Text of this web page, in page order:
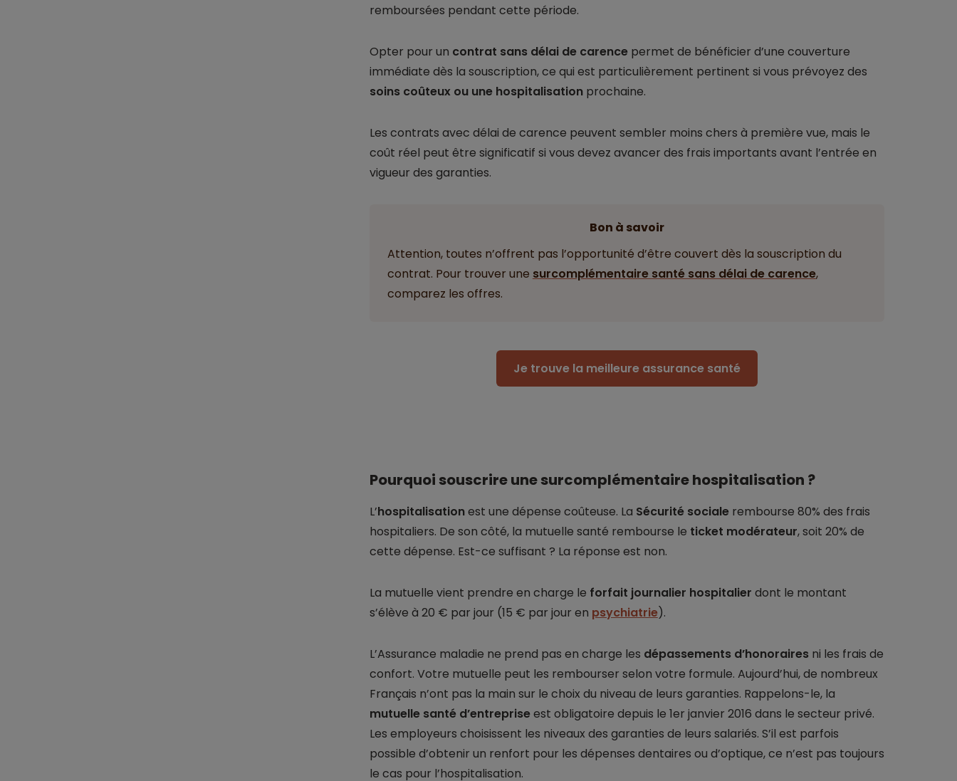
remboursées pendant cette période.
Opter pour un contrat sans délai de carencepermet de bénéficier d’une couverture
immédiate dès la souscription, ce qui est particulièrement pertinent si vous prévoyez des
soins coûteux ou une hospitalisationprochaine.
Les contrats avec délai de carence peuvent sembler moins chers à première vue, mais le
coût réel peut être significatif si vous devez avancer des frais importants avant l’entrée en
vigueur des garanties.
Bon à savoir
Attention, toutes n’offrent pas l’opportunité d’être couvert dès la souscription du
contrat. Pour trouver une surcomplémentaire santé sans délai de carence,
comparez les offres.
Je trouve la meilleure assurance santé
Pourquoi souscrire une surcomplémentaire hospitalisation ?
L’hospitalisationest une dépense coûteuse. La Sécurité socialerembourse 80% des frais
hospitaliers. De son côté, la mutuelle santé rembourse le ticket modérateur, soit 20% de
cette dépense. Est-ce suffisant ? La réponse est non.
La mutuelle vient prendre en charge le forfait journalier hospitalier dont le montant
s’élève à 20 € par jour (15 € par jour en psychiatrie).
L’Assurance maladie ne prend pas en charge les dépassements d’honorairesni les frais de
confort. Votre mutuelle peut les rembourser selon votre formule. Aujourd’hui, de nombreux
Français n’ont pas la main sur le choix du niveau de leurs garanties. Rappelons-le, la
mutuelle santé d’entrepriseest obligatoire depuis le 1er janvier 2016 dans le secteur privé.
Les employeurs choisissent les niveaux des garanties de leurs salariés. S’il est parfois
possible d’obtenir un renfort pour les dépenses dentaires ou d’optique, ce n’est pas toujours
le cas pour l’hospitalisation.